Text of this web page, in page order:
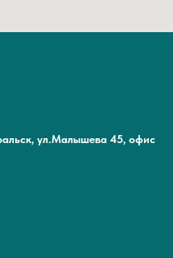
ул.Малышева 45, офис